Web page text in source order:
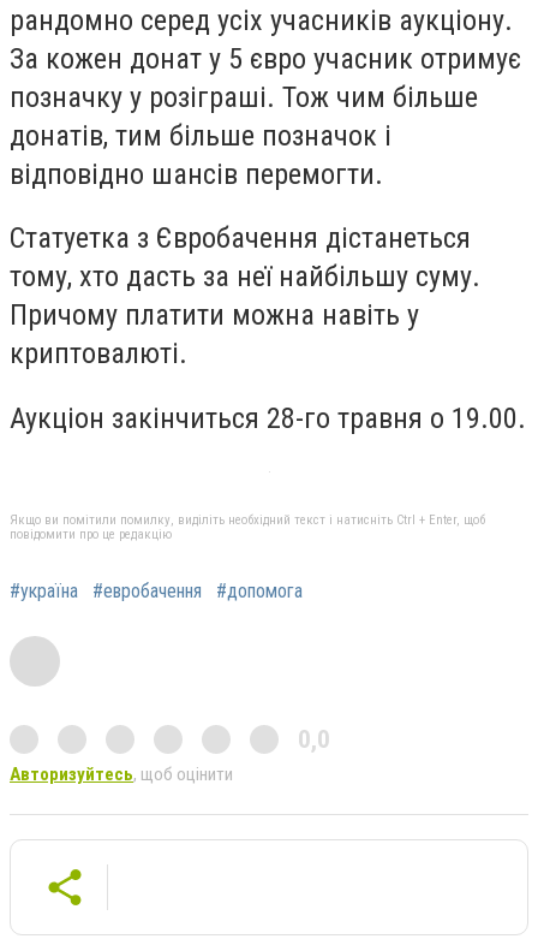
рандомно серед усіх учасників аукціону.
За кожен донат у 5 євро учасник отримує
позначку у розіграші. Тож чим більше
донатів, тим більше позначок і
відповідно шансів перемогти.
Статуетка з Євробачення дістанеться
тому, хто дасть за неї найбільшу суму.
Причому платити можна навіть у
криптовалюті.
Аукціон закінчиться 28-го травня о 19.00.
Якщо ви помітили помилку, виділіть необхідний текст і натисніть Ctrl + Enter, щоб
повідомити про це редакцію
#україна #евробачення #допомога
0,0
Авторизуйтесь, щоб оцінити